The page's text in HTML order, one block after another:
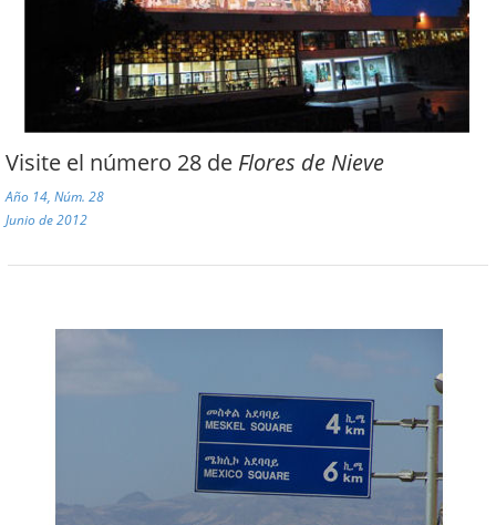
Visite el número 28 de Flores de Nieve
Año 14, Núm. 28
Junio de 2012